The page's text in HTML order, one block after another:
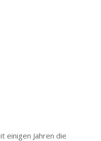
einigen Jahren die